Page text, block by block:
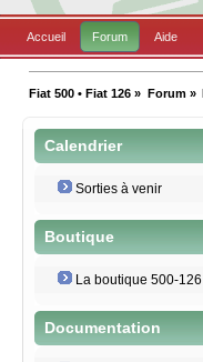
Accueil Forum Aide
Fiat 500 • Fiat 126 » Forum»
Calendrier
Sorties à venir
Boutique
La boutique 500-126
Documentation